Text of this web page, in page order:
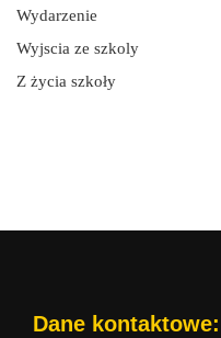
Wydarzenie
Wyjscia ze szkoly
Z życia szkoły
Dane kontaktowe: